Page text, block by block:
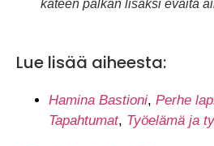
käteen palkan lisäksi eväitä
Lue lisää aiheesta:
Hamina Bastioni, Perhe
Tapahtumat, Työelämä ja